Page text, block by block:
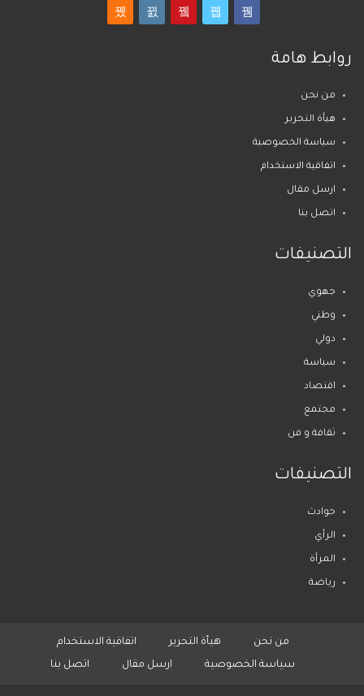
روابط هامة
من نحن
هيأة التحرير
سياسة الخصوصية
اتفاقية الاستخدام
ارسل مقال
اتصل بنا
التصنيفات
جهوي
وطني
دولي
سياسة
اقتصاد
مجتمع
ثقافة و فن
التصنيفات
حوادث
الرأي
المرأة
رياضة
من نحن هيأة التحرير
اتفاقية الاستخدام
سياسة الخصوصية
ارسل مقال اتصل بنا